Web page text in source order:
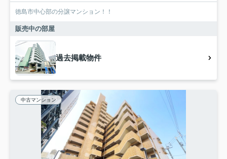
徳島市中心部の分譲マンション！！
販売中の部屋
過去掲載物件
中古マンション